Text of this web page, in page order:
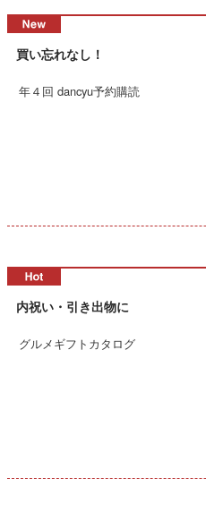
買い忘れなし！
年４回 dancyu予約購読
内祝い・引き出物に
グルメギフトカタログ